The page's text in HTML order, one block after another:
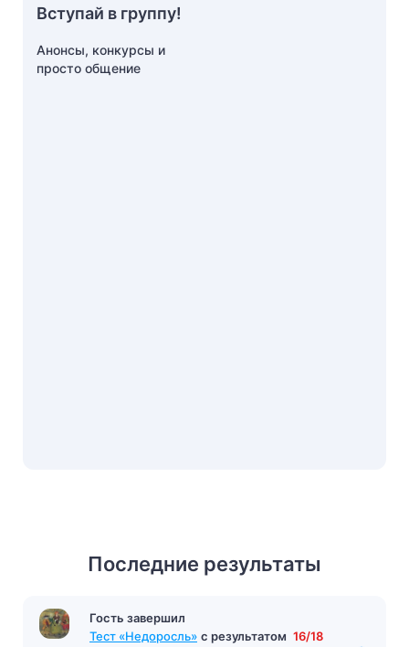
Последние результаты
Гость завершил
Тест по произведению «Родинка» Шолохов
Вступай в группу!
Анонсы, конкурсы и
просто общение